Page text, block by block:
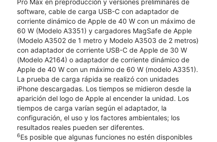
Pro Max en preproducción y versiones preliminares de
software, cable de carga USB-C con adaptador de
corriente dinámico de Apple de 40 W con un máximo de
60 W (Modelo A3351) y cargadores MagSafe de Apple
(Modelo A3502 de 1 metro y Modelo A3503 de 2 metros)
con adaptador de corriente USB-C de Apple de 30 W
(Modelo A2164) o adaptador de corriente dinámico de
Apple de 40 W con un máximo de 60 W (modelo A3351).
La prueba de carga rápida se realizó con unidades
iPhone descargadas. Los tiempos se midieron desde la
aparición del logo de Apple al encender la unidad. Los
tiempos de carga varían según el adaptador, la
configuración, el uso y los factores ambientales; los
resultados reales pueden ser diferentes.
6Es posible que algunas funciones no estén disponibles